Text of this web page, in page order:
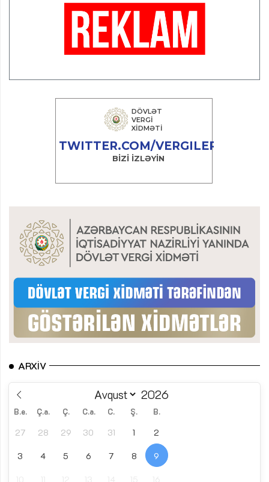
ARXIV
B.e. Ç.a. Ç. C.a. C. Ş. B.
27 28 29 30 31 1 2
3 4 5 6 7 8 9